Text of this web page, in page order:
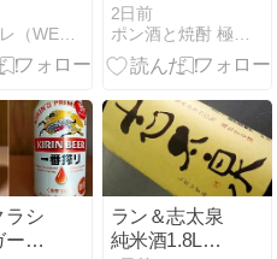
開
場・
まと
週末酒プレ（WEEKEND SAKE PREVIEW）
(萩錦酒
造)720ml
2日前
ポン酒と焼酎 極上ワインfrom 磐田市掛塚 粋な町
ラシ
ーと
ラン＆志太泉
純米酒1.8L㈱